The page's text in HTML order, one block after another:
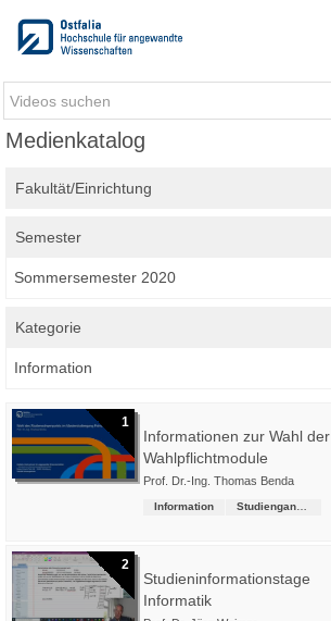
Medienkatalog
Fakultät/Einrichtung
Semester
Sommersemester 2020
Kategorie
Information
1
Informationen zur Wahl der
Wahlpflichtmodule
Prof. Dr.-Ing. Thomas Benda
Information
2
Studieninformationstage
Informatik